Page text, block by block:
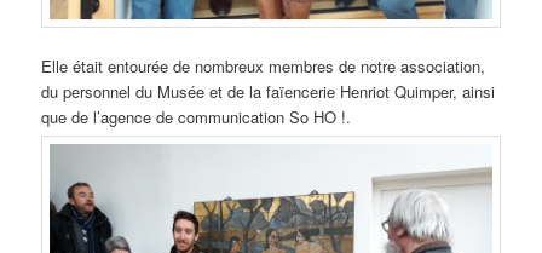
Elle était entourée de nombreux membres de notre association,
du personnel du Musée et de la faïencerie Henriot Quimper, ainsi
que de l’agence de communication So HO !.